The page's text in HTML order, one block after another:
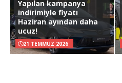
Yapılan kampanya
indirimiyle fiyatı
Haziran ayından daha
ucuz!
21 TEMMUZ 2026